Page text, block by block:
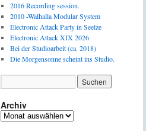
2016 Recording session.
2010 -Walhalla Modular System
Electronic Attack Party in Seelze
Electronic Attack XIX 2026
Bei der Studioarbeit (ca. 2018)
Die Morgensonne scheint ins Studio.
Archiv
Archiv